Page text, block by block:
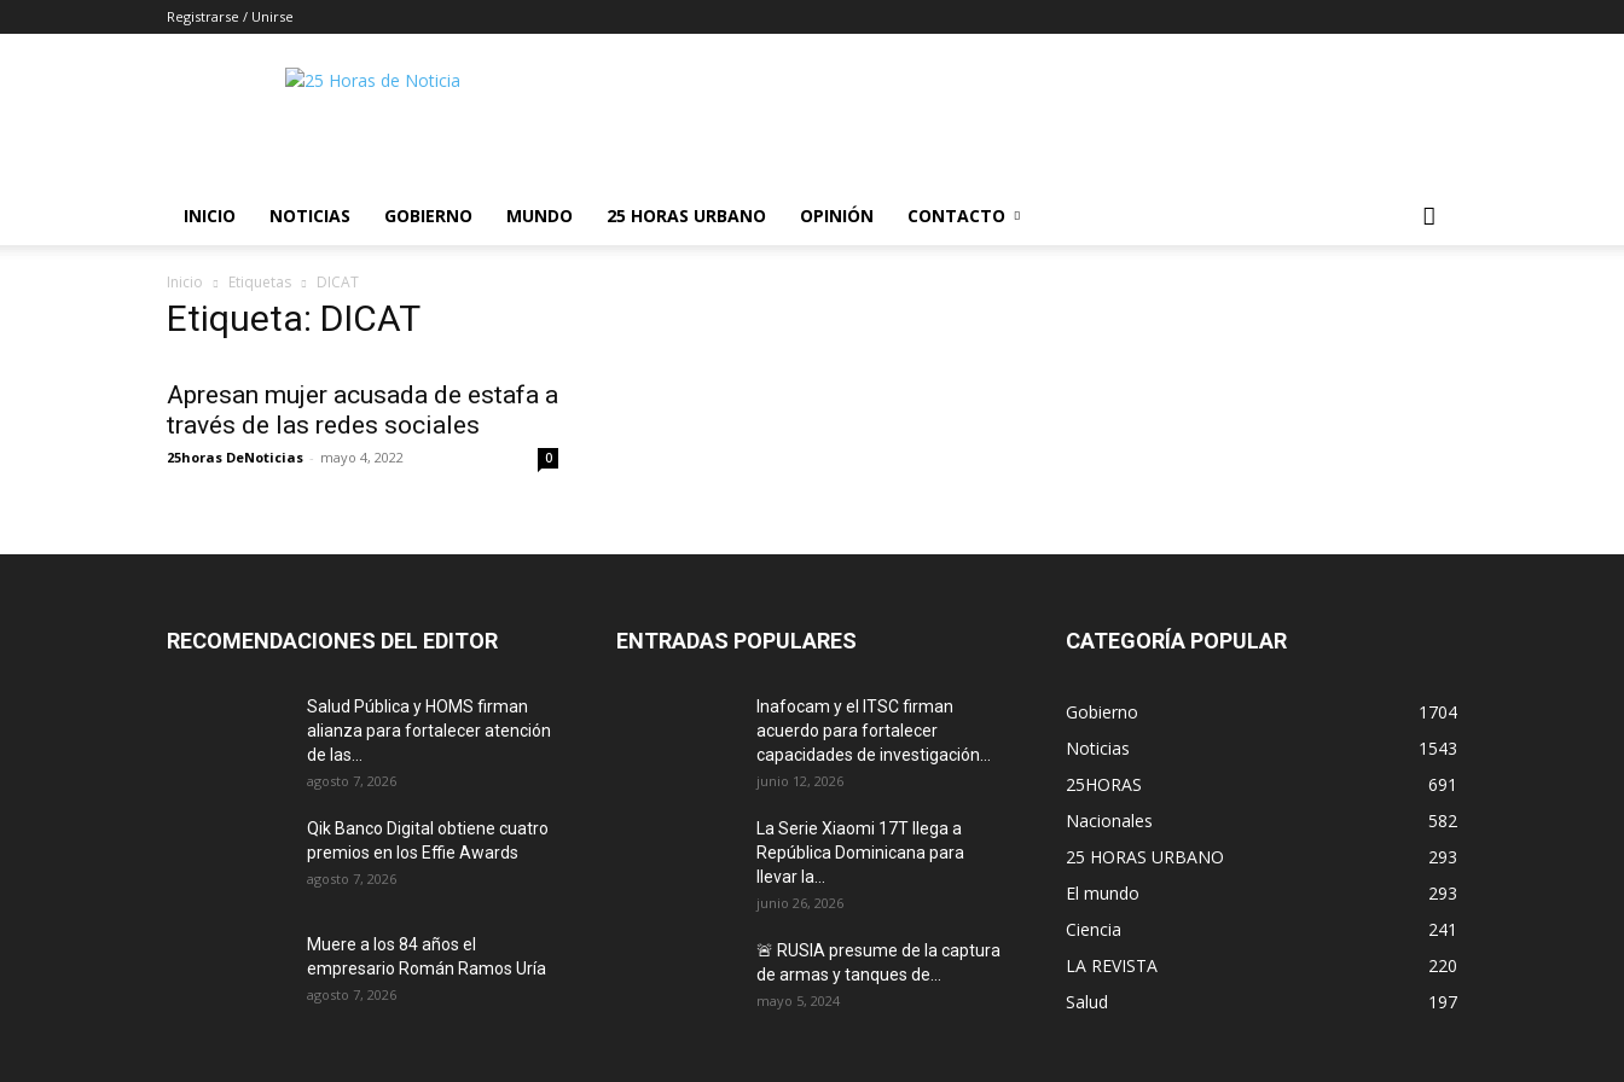
Registrarse / Unirse
25horasdenoticias
INICIO NOTICIAS GOBIERNO MUNDO 25 HORAS URBANO OPINIÓN CONTACTO
Inicio Etiquetas DICAT
Etiqueta: DICAT
Apresan mujer acusada de estafa a
través de las redes sociales
25horas DeNoticias - mayo 4, 2022 0
RECOMENDACIONES DEL EDITOR
Salud Pública y HOMS firman
alianza para fortalecer atención
de las...
agosto 7, 2026
Qik Banco Digital obtiene cuatro
premios en los Effie Awards
agosto 7, 2026
Muere a los 84 años el
empresario Román Ramos Uría
agosto 7, 2026
ENTRADAS POPULARES
Inafocam y el ITSC firman
acuerdo para fortalecer
capacidades de investigación...
junio 12, 2026
La Serie Xiaomi 17T llega a
República Dominicana para
llevar la...
junio 26, 2026
🚨 RUSIA presume de la captura
de armas y tanques de...
mayo 5, 2024
CATEGORÍA POPULAR
Gobierno
1704
Noticias
1543
25HORAS
691
Nacionales
582
25 HORAS URBANO
293
El mundo
293
Ciencia
241
LA REVISTA
220
Salud
197